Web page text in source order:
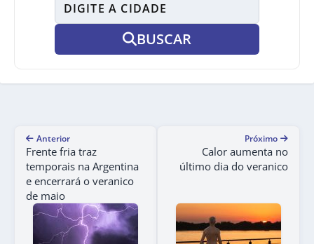
BUSCAR
Anterior
Frente fria traz
temporais na Argentina
e encerrará o veranico
de maio
Próximo
Calor aumenta no
último dia do veranico